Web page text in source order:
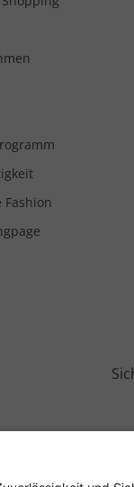
Fashion